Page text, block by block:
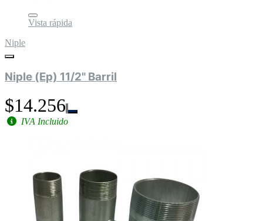
Vista rápida
Niple
Niple (Ep) 11/2" Barril
$14.256
IVA Incluido